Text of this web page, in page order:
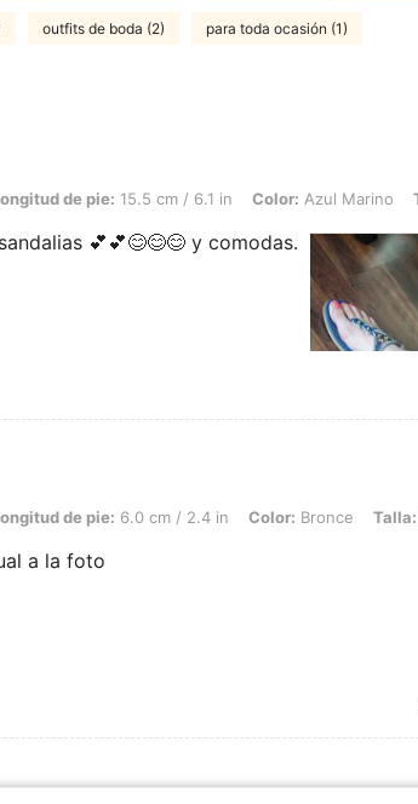
outfits de boda (2) para toda ocasión (1)
pie: 15.5 cm / 6.1 in, Color: Azul Marino, Talla: EUR36
de pie: 15.5 cm / 6.1 in Color: Azul Marino
💕💕😊😊😊 y comodas.
pie: 6.0 cm / 2.4 in, Color: Bronce, Talla: EUR37
de pie: 6.0 cm / 2.4 in Color: Bronce Talla:
a la foto